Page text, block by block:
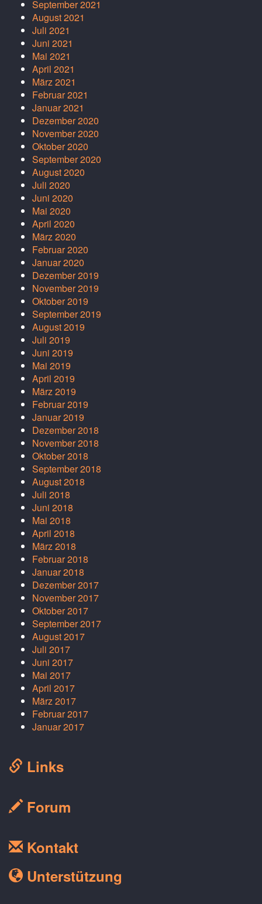
September 2021
August 2021
Juli 2021
Juni 2021
Mai 2021
April 2021
März 2021
Februar 2021
Januar 2021
Dezember 2020
November 2020
Oktober 2020
September 2020
August 2020
Juli 2020
Juni 2020
Mai 2020
April 2020
März 2020
Februar 2020
Januar 2020
Dezember 2019
November 2019
Oktober 2019
September 2019
August 2019
Juli 2019
Juni 2019
Mai 2019
April 2019
März 2019
Februar 2019
Januar 2019
Dezember 2018
November 2018
Oktober 2018
September 2018
August 2018
Juli 2018
Juni 2018
Mai 2018
April 2018
März 2018
Februar 2018
Januar 2018
Dezember 2017
November 2017
Oktober 2017
September 2017
August 2017
Juli 2017
Juni 2017
Mai 2017
April 2017
März 2017
Februar 2017
Januar 2017
Links
Forum
Kontakt
Unterstützung